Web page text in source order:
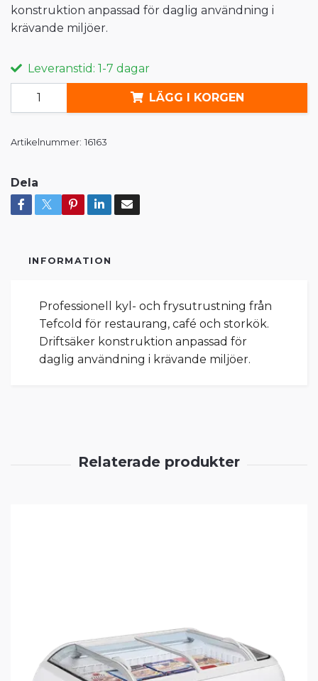
konstruktion anpassad för daglig användning i
krävande miljöer.
Leveranstid: 1-7 dagar
LÄGG I KORGEN
Artikelnummer: 16163
Dela
INFORMATION
Professionell kyl- och frysutrustning från
Tefcold för restaurang, café och storkök.
Driftsäker konstruktion anpassad för
daglig användning i krävande miljöer.